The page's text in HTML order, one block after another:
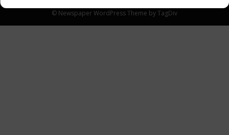
© Newspaper WordPress Theme by TagDiv